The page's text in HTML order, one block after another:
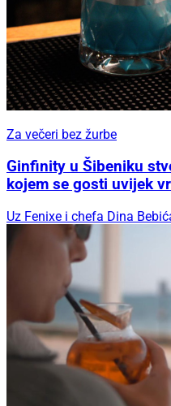
Za večeri bez žurbe
Ginfinity u Šibeniku
kojem se gosti uvijek
Uz Fenixe i chefa Dina